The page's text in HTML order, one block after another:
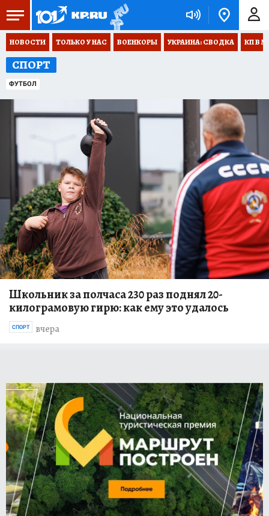
НОВОСТИ ТОЛЬКО У НАС ВОЕНКОРЫ УКРАИНА: СВОДКА КП В
СПОРТ
ФУТБОЛ
Школьник за полчаса 230 раз поднял 20-
килограмовую гирю: как ему это удалось
вчера
СПОРТ